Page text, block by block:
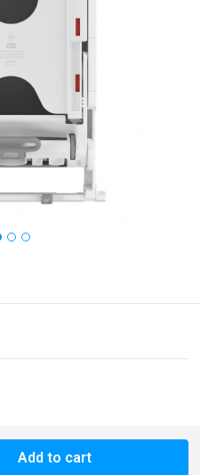
Add to cart